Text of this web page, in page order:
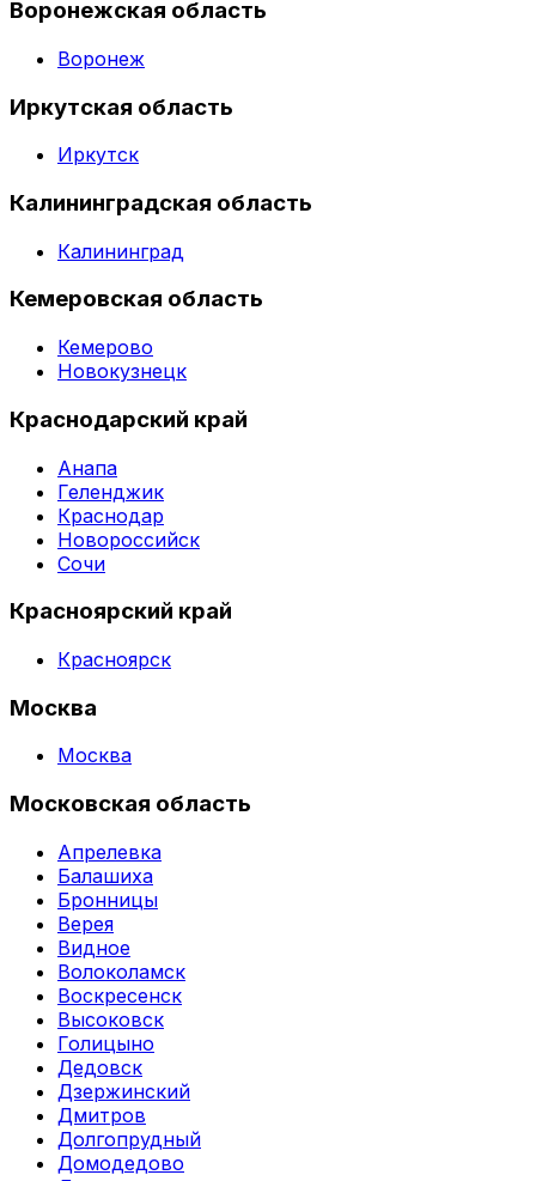
Воронежская область
Воронеж
Иркутская область
Иркутск
Калининградская область
Калининград
Кемеровская область
Кемерово
Новокузнецк
Краснодарский край
Анапа
Геленджик
Краснодар
Новороссийск
Сочи
Красноярский край
Красноярск
Москва
Москва
Московская область
Апрелевка
Балашиха
Бронницы
Верея
Видное
Волоколамск
Воскресенск
Высоковск
Голицыно
Дедовск
Дзержинский
Дмитров
Долгопрудный
Домодедово